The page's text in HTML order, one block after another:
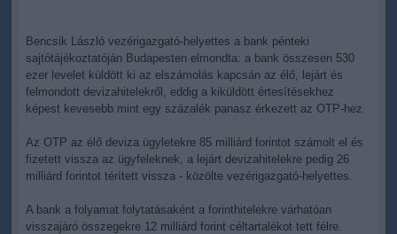
Bencsik László vezérigazgató-helyettes a bank pénteki
sajtótájékoztatóján Budapesten elmondta: a bank összesen 530
ezer levelet küldött ki az elszámolás kapcsán az élő, lejárt és
felmondott devizahitelekről, eddig a kiküldött értesítésekhez
képest kevesebb mint egy százalék panasz érkezett az OTP-hez.
Az OTP az élő deviza ügyletekre 85 milliárd forintot számolt el és
fizetett vissza az ügyfeleknek, a lejárt devizahitelekre pedig 26
milliárd forintot térített vissza - közölte vezérigazgató-helyettes.
A bank a folyamat folytatásaként a forinthitelekre várhatóan
visszajáró összegekre 12 milliárd forint céltartalékot tett félre.